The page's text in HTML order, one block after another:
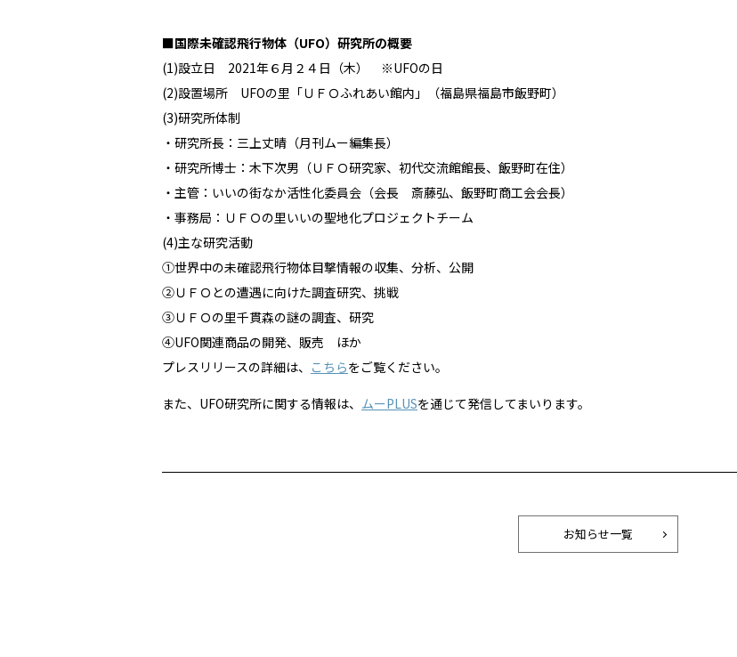
■国際未確認飛行物体（UFO）研究所の概要
(1)設立日 2021年６月２４日（木） ※UFOの日
(2)設置場所 UFOの里「ＵＦＯふれあい館内」（福島県福島市飯野町）
(3)研究所体制
・研究所長：三上丈晴（月刊ムー編集長）
・研究所博士：木下次男（ＵＦＯ研究家、初代交流館館長、飯野町在住）
・主管：いいの街なか活性化委員会（会長 斎藤弘、飯野町商工会会長）
・事務局：ＵＦＯの里いいの聖地化プロジェクトチーム
(4)主な研究活動
①世界中の未確認飛行物体目撃情報の収集、分析、公開
②ＵＦＯとの遭遇に向けた調査研究、挑戦
③ＵＦＯの里千貫森の謎の調査、研究
④UFO関連商品の開発、販売 ほか
プレスリリースの詳細は、 こちらをご覧ください。
また、UFO研究所に関する情報は、 ムーPLUSを通じて発信してまいります。
お知らせ一覧